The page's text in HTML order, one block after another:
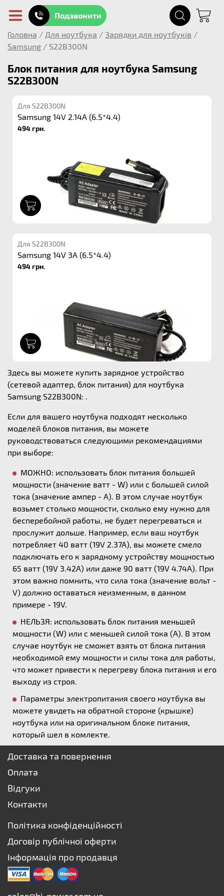
Подзвонити
Головна / Для ноутбука / Зарядки для ноутбуків /
Samsung / S22B300N
Блок питания для ноутбука Samsung
S22B300N
Для S22B300N
Samsung 14V 2.14A (6.5*4.4)
494 грн.
Для S22B300N
Samsung 14V 3A (6.5*4.4)
494 грн.
Здесь вы можете купить зарядное устройство
(сетевой адаптер, блок питания) для ноутбука
Samsung S22B300N: .
Если для вашего ноутбука подходят несколько
моделей блоков питания, вы можете
руководствоваться следующими рекомендациями
при выборе:
МОЖНО: использовать блок питания большей
мощности (значение ватт - W) или с большей силой
тока (значение ампер - А). В этом случае ноутбук
возьмет столько мощности, сколько ему нужно для
бесперебойной работы, не будет перегреваться и
прослужит дольше. Например, если ваш ноутбук
потребляет 40 ватт (19V 2.37A), вы можете смело
подключать его к зарядному устройству мощностью
65 ватт (19V 3.42A) или даже 90 ватт (19V 4.74A). При
этом важно помнить, что сила тока (значение вольт -
V) должно оставаться неизменным, в данном
примере - 19V.
НЕЛЬЗЯ: использовать блок питания меньшей
мощности (W) или с меньшей силой тока (А). В этом
случае ноутбук не сможет взять от блока питания
необходимой ему мощности и силы тока для работы,
что может привести к перегреву блока питания и его
выходу из строя.
Параметры электропитания своего ноутбука вы
можете увидеть на обратной стороне (крышке)
ноутбука или на оригинальном блоке питания,
который шел в комлекте.
Доставка та повернення
Оплата
Відгуки
Контакти
Політика конфіденційності
Договір публічної оферти
Інформація про продавця